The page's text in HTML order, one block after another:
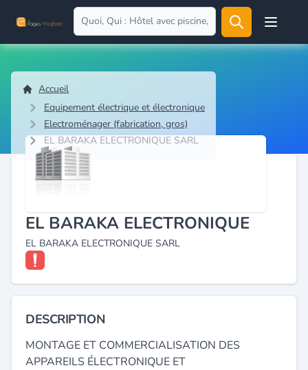
Open
Accueil
Equipement électrique et électronique
Electroménager (fabrication, gros)
EL BARAKA ELECTRONIQUE SARL
EL BARAKA ELECTRONIQUE
EL BARAKA ELECTRONIQUE SARL
DESCRIPTION
MONTAGE ET COMMERCIALISATION DES
APPAREILS ÉLECTRONIQUE ET